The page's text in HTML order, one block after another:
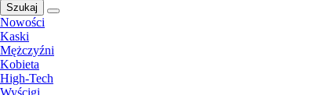
Szukaj
Nowości
Kaski
Mężczyźni
Kobieta
High-Tech